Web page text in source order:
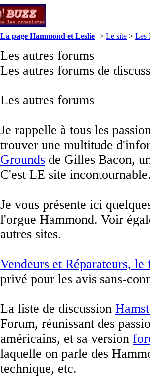
La page Hammond et Leslie > Le site > Les
Les autres forums
Les autres forums de
Les autres forums
Je rappelle à tous les
trouver une multitude
Grounds de Gilles Bacon,
C'est LE site
Je vous présente ici
l'orgue Hammond. Voir
autres sites.
Vendeurs et Réparateurs,
privé pour les avis sans-
La liste de discussion
Forum, réunissant des
américains, et sa version
laquelle on parle des
technique, etc.